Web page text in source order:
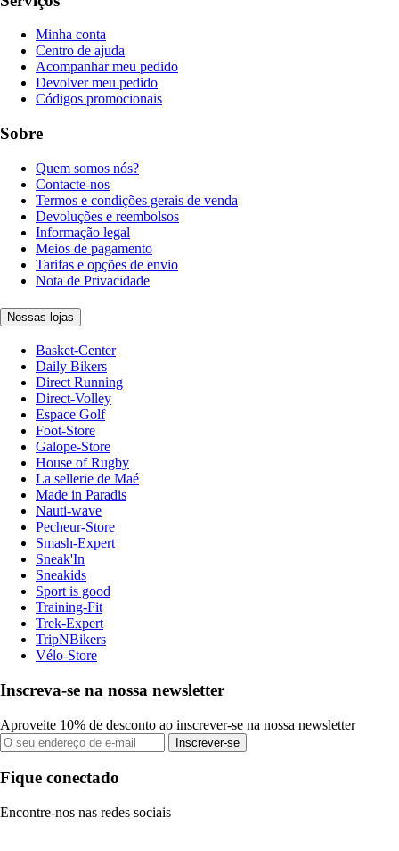
Minha conta
Centro de ajuda
Acompanhar meu pedido
Devolver meu pedido
Códigos promocionais
Sobre
Quem somos nós?
Contacte-nos
Termos e condições gerais de venda
Devoluções e reembolsos
Informação legal
Meios de pagamento
Tarifas e opções de envio
Nota de Privacidade
Nossas lojas
Basket-Center
Daily Bikers
Direct Running
Direct-Volley
Espace Golf
Foot-Store
Galope-Store
House of Rugby
La sellerie de Maé
Made in Paradis
Nauti-wave
Pecheur-Store
Smash-Expert
Sneak'In
Sneakids
Sport is good
Training-Fit
Trek-Expert
TripNBikers
Vélo-Store
Inscreva-se na nossa newsletter
Aproveite 10% de desconto ao inscrever-se na nossa newsletter
Inscrever-se
Fique conectado
Encontre-nos nas redes sociais